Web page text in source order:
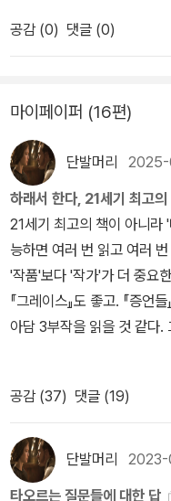
있다. 그렇다면 이 혼란한
서로가 서로를 약탈하는 사
압하는 존재가 아니라 남을
을 만들 가능성을 제시하고
된다.소설이 방대하다. 방
들다. 오랜만에 2권을 읽었
권에 나왔던 인물들이 2권
비와 렌이 위기를 헤쳐나가
의 각 장에 나오는 날짜 이
있다.몇몇은 쉽게 파악이 되
들을 한데 모아놓으면 환경
생각이 든다.3권이 기대된
만으로 전염을 막기에는 불
예감이 든다는 점이다.. 미
들이 신봉하는 수학적 계산
이제 사태는 중국, 한국, 일
세계로 확산될 것이라는 점
19의 '판데믹'은 이미 시작된
인 것인지, 아니면 (잠깐 유
의 실험 과정에서 발생한
것이다.. 아니, 원인 규명은
적인 생화학 테러는 아닌 것
그나마 불행 중 다행인지도
는 교훈은 이제 얼마든지 이
그런 악마적인 유혹에서
이다.. 우리의 과학기술은
황을 만들어낼 수 있는 충
멸종계획>, <인간종말마라
하루 꼬박 <홍수의 해>를
지 2개월 만이다.. 인터넷과
공감 (0) 댓글 (0)
마이페이퍼 (16편)
단발머리 2025-
하래서 한다, 21세기 최고의
21세기 최고의 책이 아니라
능하면 여러 번 읽고 여러
'작품'보다 '작가'가 더 중요
『그레이스』도 좋고. 『증언
아담 3부작을 읽을 것 같다. 그렇게 골라봤
노벨문학상 타셔야 하는데,
수 없었어요. 마침 저희도 '
요. 꼭! 노벨문학상 받으셔야 합니다. ​​ 2. 나의 눈부
본 사람들 다 그렇게 말하지
뚝 운동을 반복하고 낮과 밤
공감 (37) 댓글 (19)
단발머리 2023-
타오르는 질문들에 대한 답